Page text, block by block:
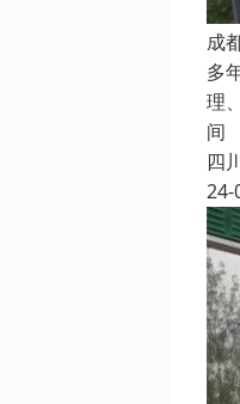
成
多
理
间
四
24-